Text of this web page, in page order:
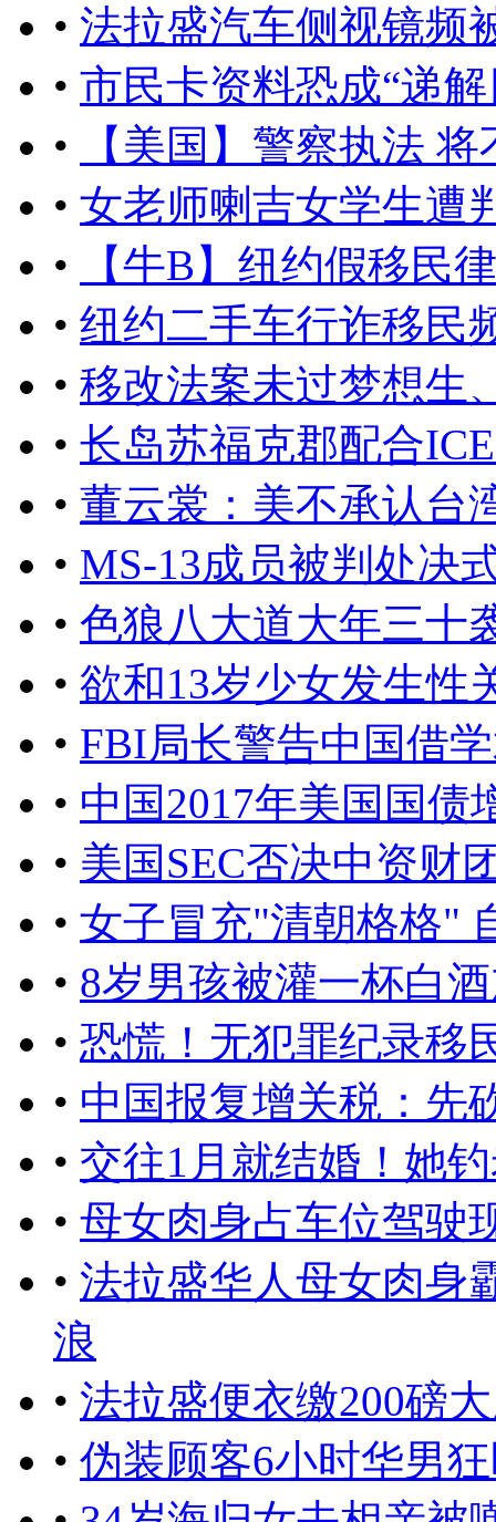
• 法拉盛汽车侧视镜频
• 市民卡资料恐成“递
•
【美国】警察执法
• 女老师喇吉女学生遭
•
【牛B】纽约假移民
• 纽约二手车行诈移民
• 移改法案未过梦想生
• 长岛苏福克郡配合
• 董云裳：美不承认台
• MS-13成员被判处决
• 色狼八大道大年三十
• 欲和13岁少女发生性
• FBI局长警告中国借
• 中国2017年美国国债
• 美国SEC否决中资财
• 女子冒充"清朝格格"
• 8岁男孩被灌一杯白
• 恐慌！无犯罪纪录移
• 中国报复增关税：先
• 交往1月就结婚！她
• 母女肉身占车位驾驶
• 法拉盛华人母女肉身
浪
• 法拉盛便衣缴200磅
• 伪装顾客6小时华男